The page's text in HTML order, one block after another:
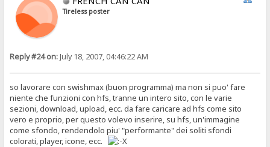
Tireless poster
Reply #24 on:July 18, 2007, 04:46:22 AM
so lavorare con swishmax (buon programma) ma non si puo' fare
niente che funzioni con hfs, tranne un intero sito, con le varie
sezioni, download, upload, ecc. da fare caricare ad hfs come sito
vero e proprio, per questo volevo inserire, su hfs, un'immagine
come sfondo, rendendolo piu' "performante" dei soliti sfondi
colorati, player, icone, ecc.